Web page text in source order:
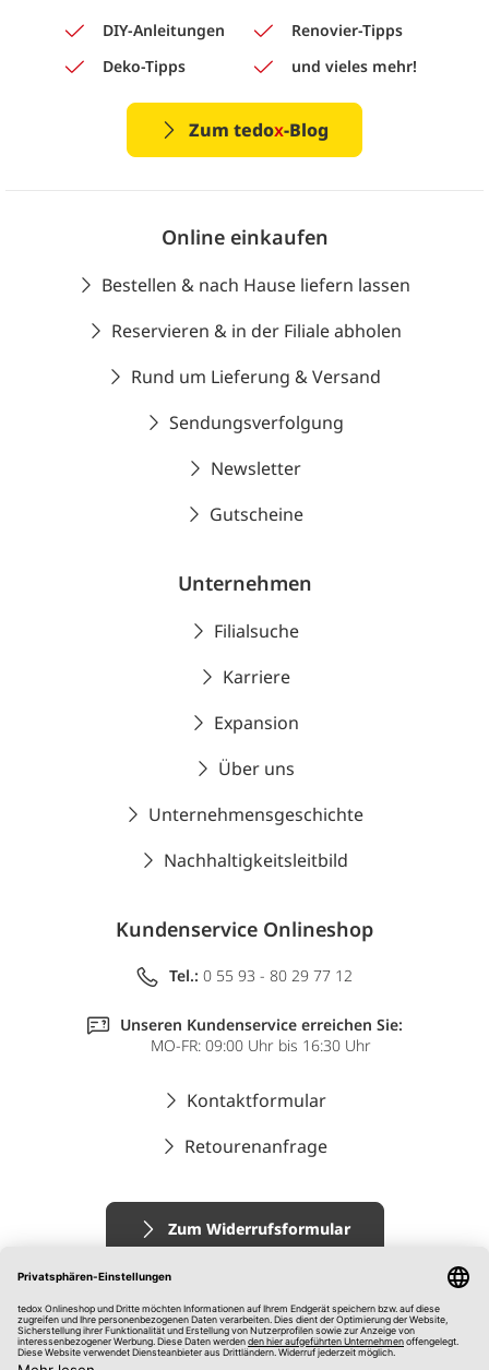
DIY-Anleitungen
Renovier-Tipps
Deko-Tipps
und vieles mehr!
Zum tedox-Blog
Online einkaufen
Bestellen & nach Hause liefern lassen
Reservieren & in der Filiale abholen
Rund um Lieferung & Versand
Sendungsverfolgung
Newsletter
Gutscheine
Unternehmen
Filialsuche
Karriere
Expansion
Über uns
Unternehmensgeschichte
Nachhaltigkeitsleitbild
Kundenservice Onlineshop
Tel.: 0 55 93 - 80 29 77 12
Unseren Kundenservice erreichen Sie:
MO-FR: 09:00 Uhr bis 16:30 Uhr
Kontaktformular
Retourenanfrage
Zum Widerrufsformular
Impressum
AGB